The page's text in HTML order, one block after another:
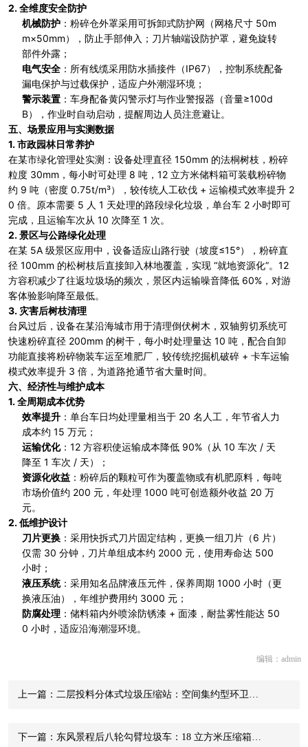
2.全维度安全防护
机械防护：粉碎仓外罩采用可拆卸式防护网（网格尺寸 50m
m×50mm），防止手部伸入；刀片轴端设防护罩，避免旋转
部件外露；
电气安全：所有线缆采用防水插接件（IP67），控制系统配备
漏电保护与过载保护，适应户外潮湿环境；
警示装置：车身配备黄闪警示灯与作业警报器（音量≥100d
B），作业时自动启动，提醒周边人员注意避让。
五、场景应用与实测数据
1.市政园林日常养护
在某市绿化管理处实测：设备处理直径 150mm 的法桐树枝，粉碎
粒度 30mm，每小时可处理 8 吨，12 立方米储料箱可装载粉碎物
约 9 吨（密度 0.75t/m³），较传统人工砍伐 + 运输模式效率提升 2
0 倍。原本需要 5 人 1 天处理的路段绿化垃圾，单台车 2 小时即可
完成，且运输车次从 10 次降至 1 次。
2.景区与公路绿化处理
在某 5A 级景区应用中，设备适应山路行驶（坡度≤15°），粉碎直
径 100mm 的松树枝后直接卸入林地覆盖，实现 “就地资源化”。12
方容积减少了往返垃圾场的频次，景区内运输噪音降低 60%，对游
客体验影响降至最低。
3. 灾害后树枝清理
台风过后，设备在某沿海城市用于清理倒伏树木，双轴剪切系统可
快速粉碎直径 200mm 的树干，每小时处理量达 10 吨，配合自卸
功能直接将粉碎物装车运至堆肥厂，较传统挖掘机破碎 + 卡车运输
模式效率提升 3 倍，为道路抢通节省大量时间。
六、经济性与维护成本
1.全周期成本优势
效率提升：单台车日均处理量相当于 20 名人工，年节省人力
成本约 15 万元；
运输优化：12 方容积使运输成本降低 90%（从 10 车次 / 天
降至 1 车次 / 天）；
资源化收益：粉碎后的颗粒可作为覆盖物或有机肥原料，每吨
市场价值约 200 元，年处理 1000 吨可创造额外收益 20 万
元。
2.低维护设计
刀片更换：采用快拆式刀片固定结构，更换一组刀片（6 片）
仅需 30 分钟，刀片单组成本约 2000 元，使用寿命达 500
小时；
液压系统：采用知名品牌液压元件，保养周期 1000 小时（更
换液压油），年维护费用约 3000 元；
防腐处理：储料箱内外喷涂防锈漆 + 面漆，耐盐雾性能达 50
0 小时，适应沿海潮湿环境。
编辑：admin
上一篇：二层投料分体式垃圾压缩站：空间集约型环卫…
下一篇：东风景程后八轮勾臂垃圾车：18 立方米压缩箱…